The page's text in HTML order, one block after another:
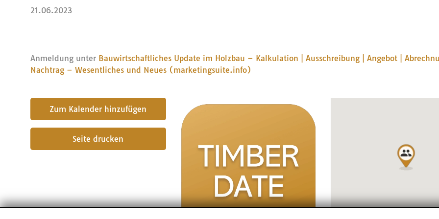
21.06.2023
Anmeldung unter Bauwirtschaftliches Update im Holzbau – Kalkulation | Ausschreibung | Angebot |
Nachtrag – Wesentliches und Neues (marketingsuite.info)
Seite drucken